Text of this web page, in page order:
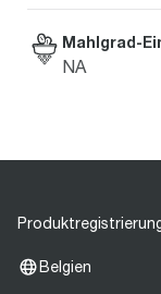
Mahlgrad-
NA
Belgien